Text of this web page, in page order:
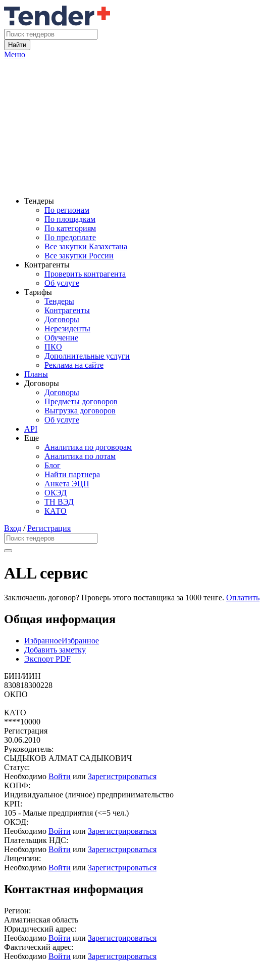
Найти
Меню
Тендеры
По регионам
По площадкам
По категориям
По предоплате
Все закупки Казахстана
Все закупки России
Контрагенты
Проверить контрагента
Об услуге
Тарифы
Тендеры
Контрагенты
Договоры
Нерезиденты
Обучение
ПКО
Дополнительные услуги
Реклама на сайте
Планы
Договоры
Договоры
Предметы договоров
Выгрузка договоров
Об услуге
API
Еще
Аналитика по договорам
Аналитика по лотам
Блог
Найти партнера
Анкета ЭЦП
ОКЭД
ТН ВЭД
КАТО
Вход /Регистрация
ALL сервис
Заключаешь договор? Проверь этого поставщика за 1000 тенге. Оплатить
Общая информация
ИзбранноеИзбранное
Добавить заметку
Экспорт PDF
БИН/ИИН
830818300228
ОКПО
КАТО
****10000
Регистрация
30.06.2010
Руководитель:
СЫДЫКОВ АЛМАТ САДЫКОВИЧ
Статус:
Необходимо Войти или Зарегистрироваться
КОПФ:
Индивидуальное (личное) предпринимательство
КРП:
105 - Малые предприятия (<=5 чел.)
ОКЭД:
Необходимо Войти или Зарегистрироваться
Плательщик НДС:
Необходимо Войти или Зарегистрироваться
Лицензии:
Необходимо Войти или Зарегистрироваться
Контактная информация
Регион:
Алматинская область
Юридический адрес:
Необходимо Войти или Зарегистрироваться
Фактический адрес:
Необходимо Войти или Зарегистрироваться